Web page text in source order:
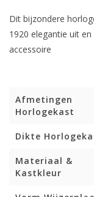
Dit bijzondere
1920 elegantie uit
accessoire
Afmetingen
Horlogekast
Dikte
Materiaal &
Kastkleur